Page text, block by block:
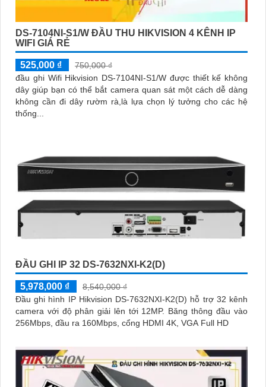
DS-7104NI-S1/W ĐẦU THU HIKVISION 4 KÊNH IP
WIFI GIÁ RẺ
525,000 ₫
750,000 ₫
đầu ghi Wifi Hikvision DS-7104NI-S1/W được thiết kế không
dây giúp bạn có thể bắt camera quan sát một cách dễ dàng
không cần đi dây rườm rà,là lựa chọn lý tưởng cho các hệ
thống...
ĐẦU GHI IP 32 DS-7632NXI-K2(D)
5,978,000 ₫
8,540,000 ₫
Đầu ghi hình IP Hikvision DS-7632NXI-K2(D) hỗ trợ 32 kênh
camera với độ phân giải lên tới 12MP. Băng thông đầu vào
256Mbps, đầu ra 160Mbps, cổng HDMI 4K, VGA Full HD